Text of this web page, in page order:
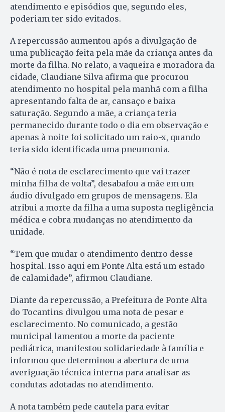
atendimento e episódios que, segundo eles,
poderiam ter sido evitados.
A repercussão aumentou após a divulgação de
uma publicação feita pela mãe da criança antes da
morte da filha. No relato, a vaqueira e moradora da
cidade, Claudiane Silva afirma que procurou
atendimento no hospital pela manhã com a filha
apresentando falta de ar, cansaço e baixa
saturação. Segundo a mãe, a criança teria
permanecido durante todo o dia em observação e
apenas à noite foi solicitado um raio-x, quando
teria sido identificada uma pneumonia.
“Não é nota de esclarecimento que vai trazer
minha filha de volta”, desabafou a mãe em um
áudio divulgado em grupos de mensagens. Ela
atribui a morte da filha a uma suposta negligência
médica e cobra mudanças no atendimento da
unidade.
“Tem que mudar o atendimento dentro desse
hospital. Isso aqui em Ponte Alta está um estado
de calamidade”, afirmou Claudiane.
Diante da repercussão, a Prefeitura de Ponte Alta
do Tocantins divulgou uma nota de pesar e
esclarecimento. No comunicado, a gestão
municipal lamentou a morte da paciente
pediátrica, manifestou solidariedade à família e
informou que determinou a abertura de uma
averiguação técnica interna para analisar as
condutas adotadas no atendimento.
A nota também pede cautela para evitar